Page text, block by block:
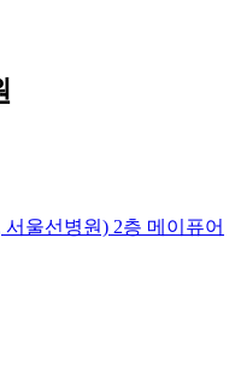
울선병원) 2층 메이퓨어